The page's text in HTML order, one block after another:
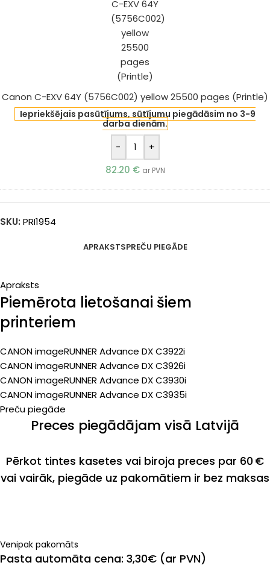
64Y
(5756C002)
yellow
pages
(Printle)
Canon C-EXV 64Y (5756C002) yellow 25500 pages (Printle)
Iepriekšējais pasūtījums, sūtījumu piegādāsim no 3-9
darba dienām.
-
+
82.20 € ar PVN
SKU: PRI1954
APRAKSTSPREČU PIEGĀDE
Apraksts
Piemērota lietošanai šiem
printeriem
CANON imageRUNNER Advance DX C3922i
CANON imageRUNNER Advance DX C3926i
CANON imageRUNNER Advance DX C3930i
CANON imageRUNNER Advance DX C3935i
Preču piegāde
Preces piegādājam visā Latvijā
Pērkot tintes kasetes vai biroja preces par 60 €
vai vairāk, piegāde uz pakomātiem ir bez maksas
Venipak pakomāts
Pasta automāta cena: 3,30€ (ar PVN)